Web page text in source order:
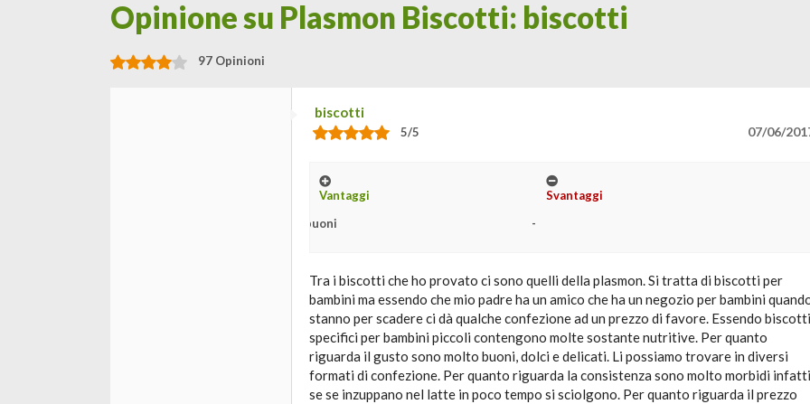
Opinione su Plasmon Biscotti: biscotti
97 Opinioni
biscotti
5/5 07/06/
Vantaggi
buoni
Svantaggi
-
Tra i biscotti che ho provato ci sono quelli della plasmon. Si tratta di biscotti per
bambini ma essendo che mio padre ha un amico che ha un negozio per bambini
stanno per scadere ci dà qualche confezione ad un prezzo di favore. Essendo biscotti
specifici per bambini piccoli contengono molte sostante nutritive. Per quanto
riguarda il gusto sono molto buoni, dolci e delicati. Li possiamo trovare in diversi
formati di confezione. Per quanto riguarda la consistenza sono molto morbidi infatti
se se inzuppano nel latte in poco tempo si sciolgono. Per quanto riguarda il prezzo